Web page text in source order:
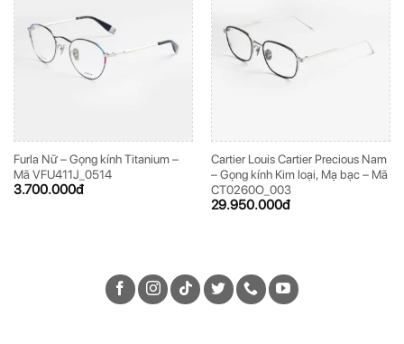
Furla Nữ – Gọng kính Titanium –
Mã VFU411J_0514
3.700.000đ
Cartier Louis Cartier Precious Nam
– Gọng kính Kim loại, Mạ bạc – Mã
CT0260O_003
29.950.000đ